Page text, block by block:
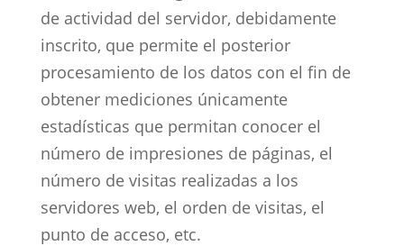
de actividad del servidor, debidamente
inscrito, que permite el posterior
procesamiento de los datos con el fin de
obtener mediciones únicamente
estadísticas que permitan conocer el
número de impresiones de páginas, el
número de visitas realizadas a los
servidores web, el orden de visitas, el
punto de acceso, etc.